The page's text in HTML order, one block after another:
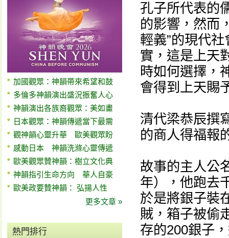
加國觀眾：神韻帶來希望和鼓
多倫多神韻演出盛況振奮人心
神韻演出各族裔觀眾：美如畫
日本觀眾：神韻傳遞當下最需
觀神韻心靈升華 歐美觀眾盼
感動日本 神韻洗滌心靈傳遞
歐美觀眾贊神韻：樹立文化典
神韻指引生命方向 華人自豪
歐美政要贊神韻： 弘揚人性
更多文章 »
熱門排行
孔子所代表的
的影響，然而
輕義”的現代社
實，這是上天
時如何選擇，
會得到上天賜
清代梁恭辰撰
的商人得福報
故事的主人公
年），他跑去
於是將銀子裝
賊，箱子被偷
存的200銀子